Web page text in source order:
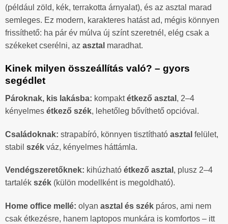
(például zöld, kék, terrakotta árnyalat), és az asztal marad
semleges. Ez modern, karakteres hatást ad, mégis könnyen
frissíthető: ha pár év múlva új színt szeretnél, elég csak a
székeket cserélni, az asztal maradhat.
Kinek milyen összeállítás való? – gyors
segédlet
Pároknak, kis lakásba: kompaktétkező asztal , 2–4
kényelmes étkező szék, lehetőleg bővíthető opcióval.
Családoknak: strapabíró, könnyen tisztítható asztal felület,
stabil szék váz, kényelmes háttámla.
Vendégszeretőknek: kihúzható étkező asztal , plusz 2–4
tartalék szék (külön modellként is megoldható).
Home office mellé: olyan asztal és szék páros, ami nem
csak étkezésre, hanem laptopos munkára is komfortos – itt